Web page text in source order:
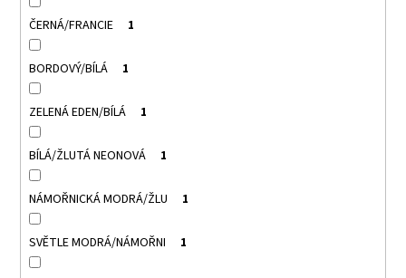
ČERNÁ/FRANCIE 1
BORDOVÝ/BÍLÁ 1
ZELENÁ EDEN/BÍLÁ 1
BÍLÁ/ŽLUTÁ NEONOVÁ 1
NÁMOŘNICKÁ MODRÁ/ŽLU 1
SVĚTLE MODRÁ/NÁMOŘNI 1